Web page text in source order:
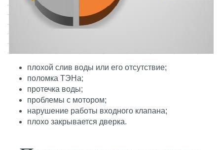
плохой слив воды или его отсутствие;
поломка ТЭНа;
протечка воды;
проблемы с мотором;
нарушение работы входного клапана;
плохо закрывается дверка.